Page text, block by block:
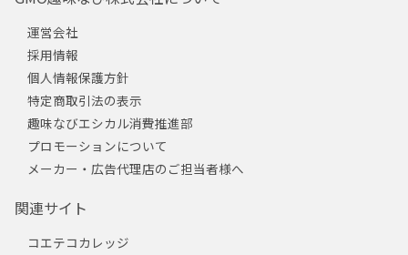
運営会社
採用情報
個人情報保護方針
特定商取引法の表示
趣味なびエシカル消費推進部
プロモーションについて
メーカー・広告代理店のご担当者様へ
関連サイト
コエテコカレッジ